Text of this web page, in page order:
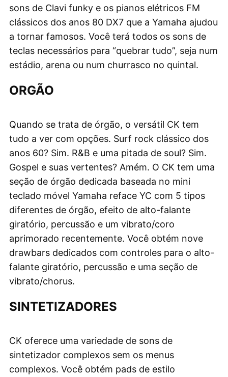
sons de Clavi funky e os pianos elétricos FM
clássicos dos anos 80 DX7 que a Yamaha ajudou
a tornar famosos. Você terá todos os sons de
teclas necessários para “quebrar tudo”, seja num
estádio, arena ou num churrasco no quintal.
ORGÃO
Quando se trata de órgão, o versátil CK tem
tudo a ver com opções. Surf rock clássico dos
anos 60? Sim. R&B e uma pitada de soul? Sim.
Gospel e suas vertentes? Amém. O CK tem uma
seção de órgão dedicada baseada no mini
teclado móvel Yamaha reface YC com 5 tipos
diferentes de órgão, efeito de alto-falante
giratório, percussão e um vibrato/coro
aprimorado recentemente. Você obtém nove
drawbars dedicados com controles para o alto-
falante giratório, percussão e uma seção de
vibrato/chorus.
SINTETIZADORES
CK oferece uma variedade de sons de
sintetizador complexos sem os menus
complexos. Você obtém pads de estilo